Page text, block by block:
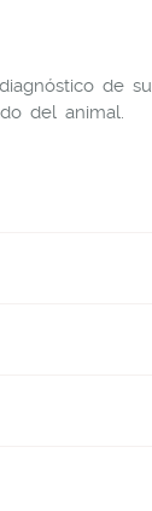
de
del animal.